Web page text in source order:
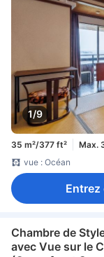
1/9
35 m²/377 ft² Max.
vue : Océan
Entrez
Chambre de
avec Vue sur le